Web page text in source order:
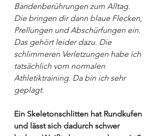
Bandenberührungen zum Alltag.
Die bringen dir dann blaue Flecken,
Prellungen und Abschürfungen ein.
Das gehört leider dazu. Die
schlimmeren Verletzungen habe ich
tatsächlich vom normalen
Athletiktraining. Da bin ich sehr
geplagt.
Ein Skeletonschlitten hat Rundkufen
und lässt sich dadurch schwer